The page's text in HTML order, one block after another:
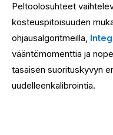
Peltoolosuhteet
kosteuspitoisuuden
ohjausalgoritmeilla,
vääntömomenttia ja
tasaisen suorituskyvyn
uudelleenkalibrointia.